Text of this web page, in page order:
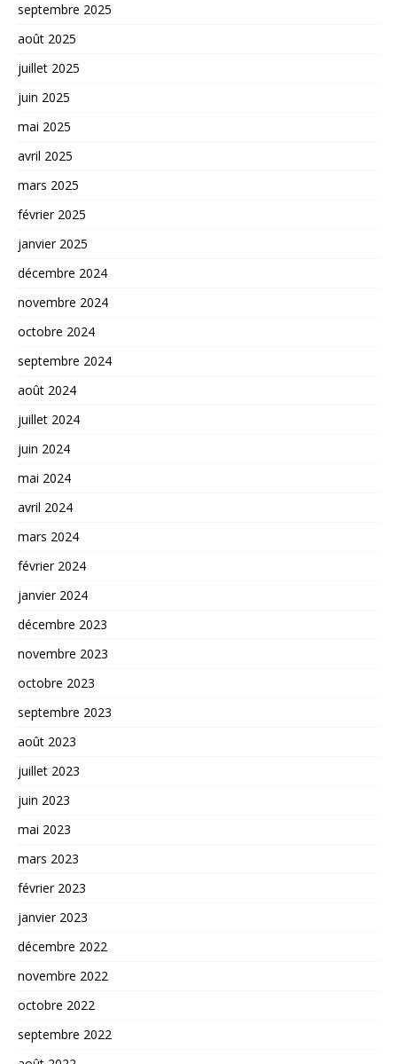
septembre 2025
août 2025
juillet 2025
juin 2025
mai 2025
avril 2025
mars 2025
février 2025
janvier 2025
décembre 2024
novembre 2024
octobre 2024
septembre 2024
août 2024
juillet 2024
juin 2024
mai 2024
avril 2024
mars 2024
février 2024
janvier 2024
décembre 2023
novembre 2023
octobre 2023
septembre 2023
août 2023
juillet 2023
juin 2023
mai 2023
mars 2023
février 2023
janvier 2023
décembre 2022
novembre 2022
octobre 2022
septembre 2022